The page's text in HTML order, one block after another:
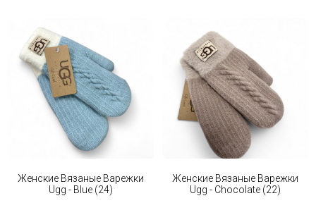
Женские Вязаные Варежки
Ugg - Blue (24)
Женские Вязаные Варежки
Ugg - Chocolate (22)